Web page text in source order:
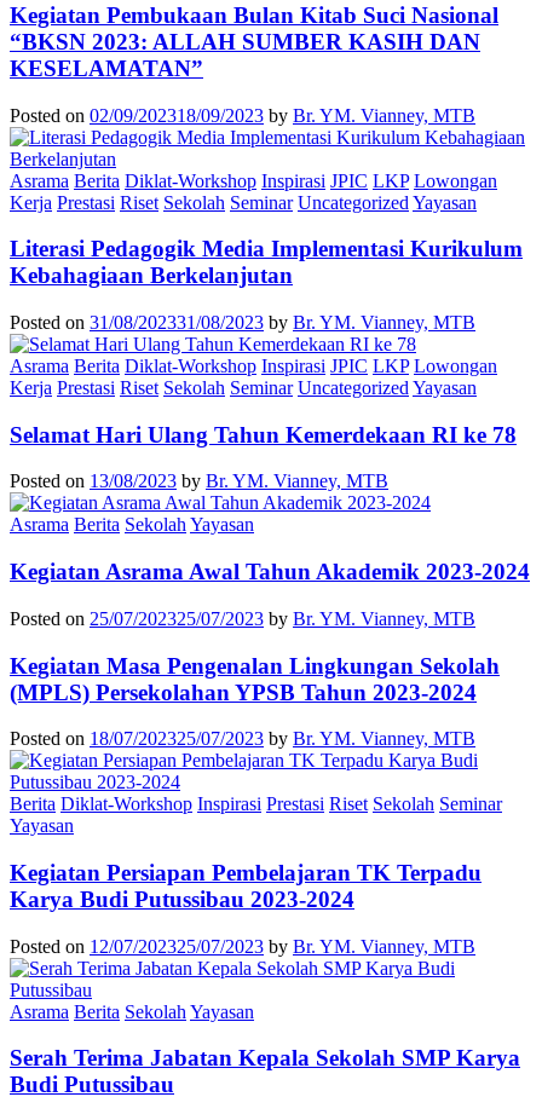
Kegiatan Pembukaan Bulan Kitab Suci Nasional
“BKSN 2023: ALLAH SUMBER KASIH DAN
KESELAMATAN”
Posted on 02/09/202318/09/2023 by Br. YM. Vianney, MTB
Asrama Berita Diklat-Workshop Inspirasi JPIC LKP Lowongan
Kerja Prestasi Riset Sekolah Seminar Uncategorized Yayasan
Literasi Pedagogik Media Implementasi Kurikulum
Kebahagiaan Berkelanjutan
Posted on 31/08/202331/08/2023 by Br. YM. Vianney, MTB
Asrama Berita Diklat-Workshop Inspirasi JPIC LKP Lowongan
Kerja Prestasi Riset Sekolah Seminar Uncategorized Yayasan
Selamat Hari Ulang Tahun Kemerdekaan RI ke 78
Posted on 13/08/2023 by Br. YM. Vianney, MTB
Asrama Berita Sekolah Yayasan
Kegiatan Asrama Awal Tahun Akademik 2023-2024
Posted on 25/07/202325/07/2023 by Br. YM. Vianney, MTB
Kegiatan Masa Pengenalan Lingkungan Sekolah
(MPLS) Persekolahan YPSB Tahun 2023-2024
Posted on 18/07/202325/07/2023 by Br. YM. Vianney, MTB
Berita Diklat-Workshop Inspirasi Prestasi Riset Sekolah Seminar
Yayasan
Kegiatan Persiapan Pembelajaran TK Terpadu
Karya Budi Putussibau 2023-2024
Posted on 12/07/202325/07/2023 by Br. YM. Vianney, MTB
Asrama Berita Sekolah Yayasan
Serah Terima Jabatan Kepala Sekolah SMP Karya
Budi Putussibau